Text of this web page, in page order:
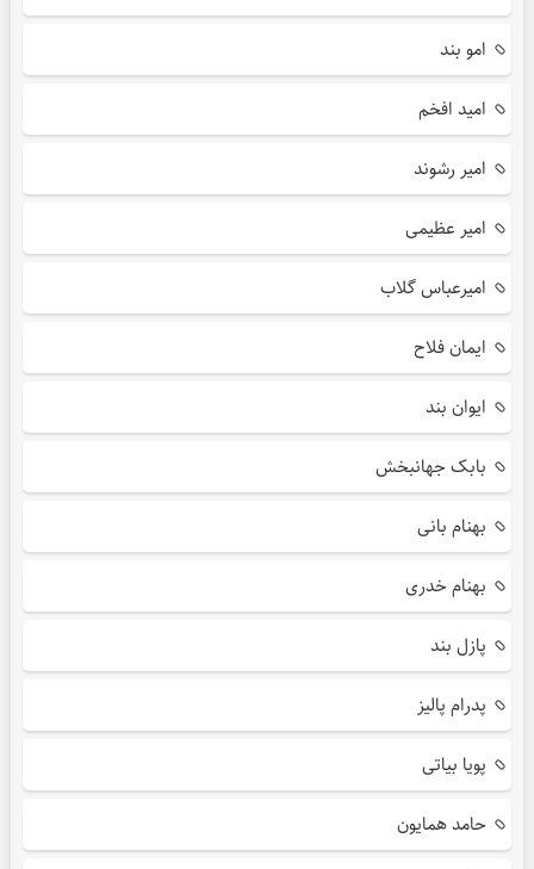
امو بند
امید افخم
امیر رشوند
امیر عظیمی
امیرعباس گلاب
ایمان فلاح
ایوان بند
بابک جهانبخش
بهنام بانی
بهنام خدری
پازل بند
پدرام پالیز
پویا بیاتی
حامد همایون